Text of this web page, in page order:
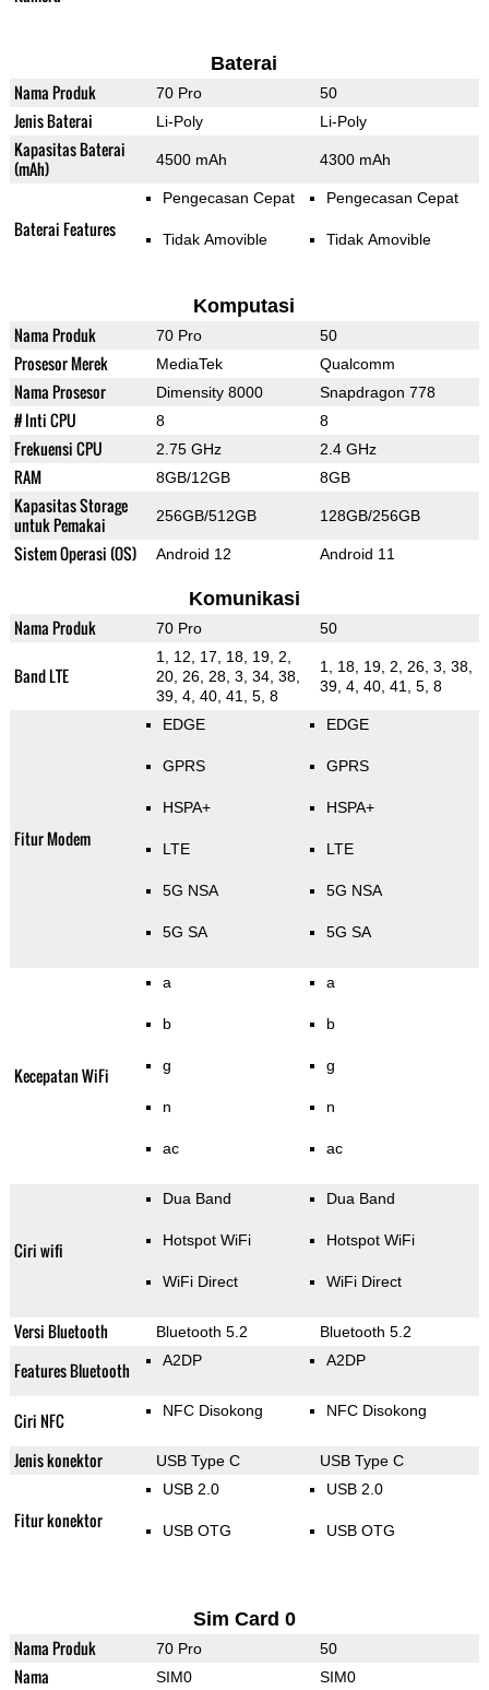
Baterai
Nama Produk 70 Pro 50
Jenis Baterai Li-Poly Li-Poly
Kapasitas Baterai
(mAh)
4500 mAh 4300 mAh
Baterai Features
Pengecasan Cepat
Tidak Amovible
Pengecasan Cepat
Tidak Amovible
Komputasi
Nama Produk 70 Pro 50
Prosesor Merek MediaTek Qualcomm
Nama Prosesor Dimensity 8000 Snapdragon 778
# Inti CPU 8 8
Frekuensi CPU 2.75 GHz 2.4 GHz
RAM 8GB/12GB 8GB
Kapasitas Storage
untuk Pemakai
256GB/512GB 128GB/256GB
Sistem Operasi (OS) Android 12 Android 11
Komunikasi
Nama Produk 70 Pro 50
Band LTE
1, 12, 17, 18, 19, 2,
20, 26, 28, 3, 34, 38,
39, 4, 40, 41, 5, 8
1, 18, 19, 2, 26, 3, 38,
39, 4, 40, 41, 5, 8
Fitur Modem
EDGE
GPRS
HSPA+
LTE
5G NSA
5G SA
EDGE
GPRS
HSPA+
LTE
5G NSA
5G SA
Kecepatan WiFi
a
b
g
n
ac
a
b
g
n
ac
Ciri wifi
Dua Band
Hotspot WiFi
WiFi Direct
Dua Band
Hotspot WiFi
WiFi Direct
Versi Bluetooth Bluetooth 5.2 Bluetooth 5.2
Features Bluetooth A2DP A2DP
Ciri NFC NFC Disokong NFC Disokong
Jenis konektor USB Type C USB Type C
Fitur konektor
USB 2.0
USB OTG
USB 2.0
USB OTG
Sim Card 0
Nama Produk 70 Pro 50
Nama SIM0 SIM0